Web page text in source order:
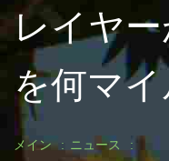
レイヤ
を何マ
メイン
ニュース